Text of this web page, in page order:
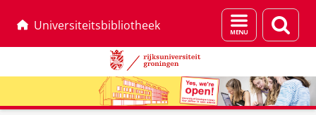
Universiteitsbibliotheek
Menu
en